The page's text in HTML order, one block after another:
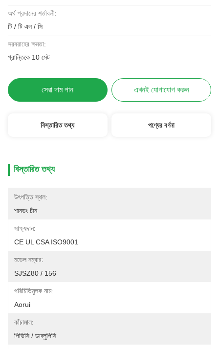
অর্থ প্রদানের শর্তাবলী:
টি / টি এল / সি
সরবরাহের ক্ষমতা:
প্রান্তিকে 10 সেট
সেরা দাম পান এখনই যোগাযোগ করুন
বিস্তারিত তথ্য পণ্যের বর্ণনা
বিস্তারিত তথ্য
উৎপত্তি স্থল:
শানডং চীন
সাক্ষ্যদান:
CE UL CSA ISO9001
মডেল নম্বার:
SJSZ80 / 156
পরিচিতিমুলক নাম:
Aorui
কাঁচামাল:
পিভিসি / ডাব্লুপিসি